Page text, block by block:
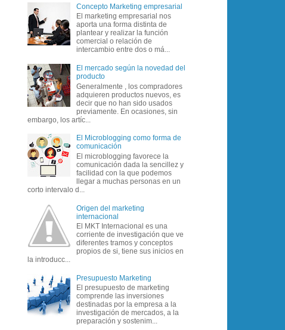
Concepto Marketing empresarial
El marketing empresarial nos
aporta una forma distinta de
plantear y realizar la función
comercial o relación de
intercambio entre dos o má...
El mercado según la novedad del
producto
Generalmente , los compradores
adquieren productos nuevos, es
decir que no han sido usados
previamente. En ocasiones, sin
embargo, los artíc...
El Microblogging como forma de
comunicación
El microblogging favorece la
comunicación dada la sencillez y
facilidad con la que podemos
llegar a muchas personas en un
corto intervalo d...
Origen del marketing
internacional
El MKT Internacional es una
corriente de investigación que ve
diferentes tramos y conceptos
propios de si, tiene sus inicios en
la introducc...
Presupuesto Marketing
El presupuesto de marketing
comprende las inversiones
destinadas por la empresa a la
investigación de mercados, a la
preparación y sostenim...